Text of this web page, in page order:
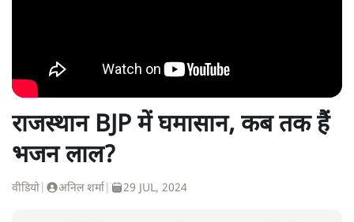
राजस्थान BJP में घमासान, कब तक हैं
भजन लाल?
वीडियो अनिल शर्मा 29 JUL, 2024